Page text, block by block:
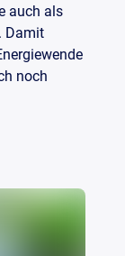
auch als
Damit
noch